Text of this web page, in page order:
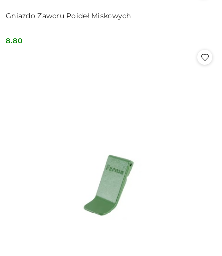
Gniazdo Zaworu Poideł Miskowych
Cena:
8.80